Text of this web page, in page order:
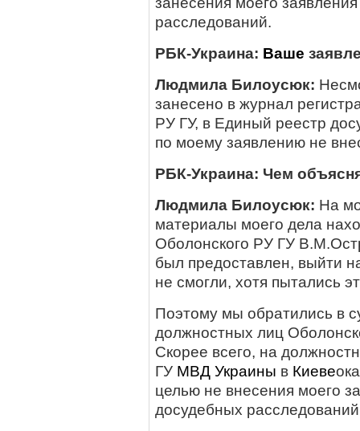
расследований.
РБК-Украина: Ваше
Людмила Билоусюк:
занесено в журнал
РУ ГУ, в Единый реестр
по моему заявлению не
РБК-Украина: Чем
Людмила Билоусюк: На
материалы моего дела
Оболонского РУ ГУ
был предоставлен, выйти
не смогли, хотя пытались
Поэтому мы обратились в
должностных лиц
Скорее всего, на
ГУ МВД Украины в Киеве
целью не внесения моего
досудебных